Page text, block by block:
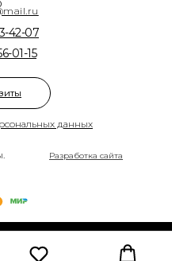
данных
01-15
42-07
Разработка сайта
Tilda